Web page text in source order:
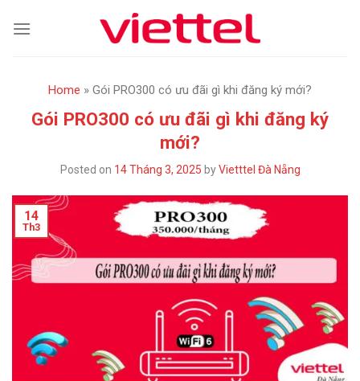
Home » Gói PRO300 có ưu đãi gì khi đăng ký mới?
Gói PRO300 có ưu đãi gì khi đăng ký
mới?
Posted on 14 Tháng 3, 2025 byVietttel Đà Nẵng
14
Th3